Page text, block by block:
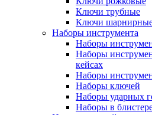
Ключи трубные
Ключи
Наборы инструмента
Наборы
Наборы
кейсах
Наборы
Наборы ключей
Наборы ударных
Наборы в